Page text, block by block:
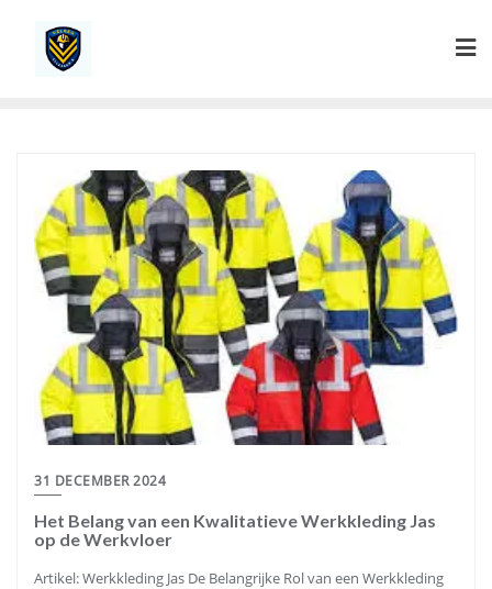
31 DECEMBER 2024
Het Belang van een Kwalitatieve Werkkleding Jas
op de Werkvloer
Artikel: Werkkleding Jas De Belangrijke Rol van een Werkkleding